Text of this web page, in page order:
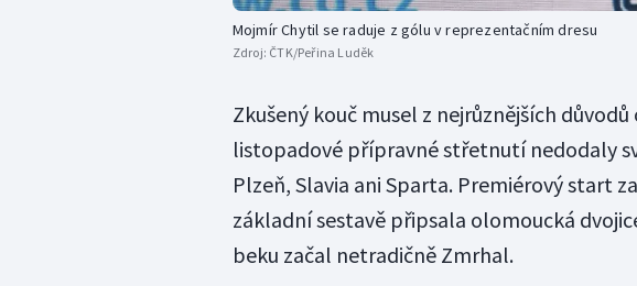
Mojmír Chytil se raduje z gólu v reprezentačním dresu
Zdroj: ČTK/Peřina Luděk
Zkušený kouč musel z nejrůznějších
listopadové přípravné střetnutí nedodaly
Plzeň, Slavia ani Sparta. Premiérový start
základní sestavě připsala olomoucká
beku začal netradičně Zmrhal.